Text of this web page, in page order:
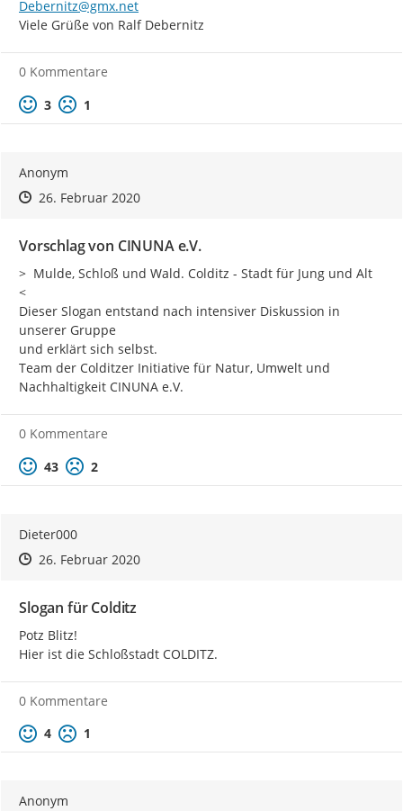
Debernitz@gmx.net
Viele Grüße von Ralf Debernitz
0 Kommentare
Positive Bewertung
3 Negative Bewertung
1
Anonym
Zeitpunkt des Erstellens
Zeitpunkt des Erstellens
26. Februar 2020Zur Äußerung
Vorschlag von CINUNA e.V.
>  Mulde, Schloß und Wald. Colditz - Stadt für Jung und Alt
<
Dieser Slogan entstand nach intensiver Diskussion in
unserer Gruppe
und erklärt sich selbst.
Team der Colditzer Initiative für Natur, Umwelt und
Nachhaltigkeit CINUNA e.V.
0 Kommentare
Positive Bewertung
43 Negative Bewertung
2
Dieter000
Zeitpunkt des Erstellens
Zeitpunkt des Erstellens
26. Februar 2020Zur Äußerung
Slogan für Colditz
Potz Blitz!
Hier ist die Schloßstadt COLDITZ.
0 Kommentare
Positive Bewertung
4 Negative Bewertung
1
Anonym